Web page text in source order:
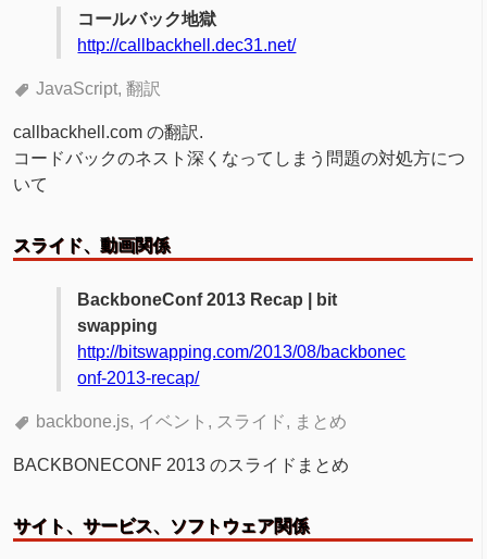
コールバック地獄
http://callbackhell.dec31.net/
JavaScript 翻訳
callbackhell.com の翻訳.
コードバックのネスト深くなってしまう問題の対処方につ
いて
スライド、動画関係
BackboneConf 2013 Recap | bit
swapping
http://bitswapping.com/2013/08/backbonec
onf-2013-recap/
backbone.js イベント スライド まとめ
BACKBONECONF 2013 のスライドまとめ
サイト、サービス、ソフトウェア関係